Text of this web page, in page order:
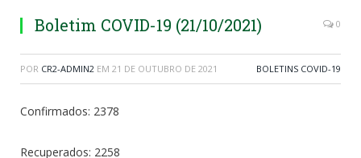
Boletim COVID-19 (21/10/2021) 0
POR CR2-ADMIN2 EM 21 DE OUTUBRO DE 2021 BOLETINS COVID-19
Confirmados: 2378
Recuperados: 2258